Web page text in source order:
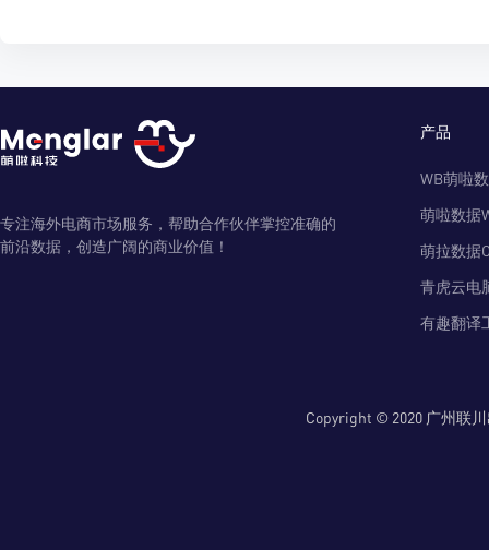
专注海外电商市场服务，帮助合作伙伴掌控准确的
前沿数据，创造广阔的商业价值！
产品
WB萌啦
萌啦数据
萌拉数据
青虎云电
有趣翻译
Copyright © 2020 广州联